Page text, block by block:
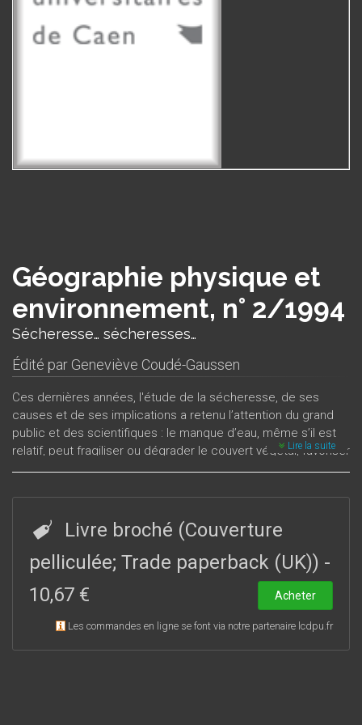
Géographie physique et
environnement, n° 2/1994
Sécheresse… sécheresses…
Édité par Geneviève Coudé-Gaussen
Ces dernières années, l'étude de la sécheresse, de ses
causes et de ses implications a retenu l’attention du grand
public et des scientifiques : le manque d’eau, même s’il est
relatif, peut fragiliser ou dégrader le couvert végétal, favoriser
l’érosion hydrique ou éolienne des sols et poser de sérieux
de l’aridité, ce numéro étudie le rôle de la sécheresse sur le
milieu naturel ou le contexte économique, dans des espaces
géographiques variés, en Basse-Normandie ou dans le
domaine méditerranéen et périsaharien. Cependant les
méfaits de la sécheresse doivent aussi beaucoup aux
dysfonctionnements socio-économiques qui en anticipent ou
en aggravent les effets.
Lire la suite
Livre broché (Couverture
pelliculée; Trade paperback (UK)) -
10,67 €
Acheter
Les commandes en ligne se font via notre partenaire lcdpu.fr